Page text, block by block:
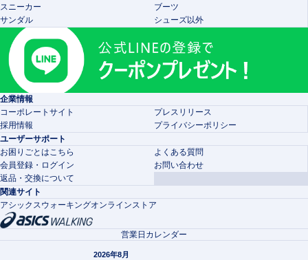
スニーカー
ブーツ
サンダル
シューズ以外
企業情報
コーポレートサイト
プレスリリース
採用情報
プライバシーポリシー
ユーザーサポート
お困りごとはこちら
よくある質問
会員登録・ログイン
お問い合わせ
返品・交換について
関連サイト
アシックスウォーキングオンラインストア
営業日カレンダー
2026年8月